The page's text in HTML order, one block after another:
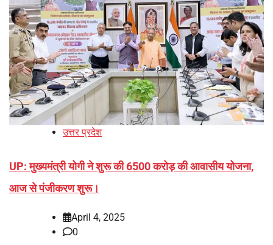
उत्तर प्रदेश
UP: मुख्यमंत्री योगी ने शुरू की 6500 करोड़ की आवासीय योजना,
आज से पंजीकरण शुरू।
April 4, 2025
0